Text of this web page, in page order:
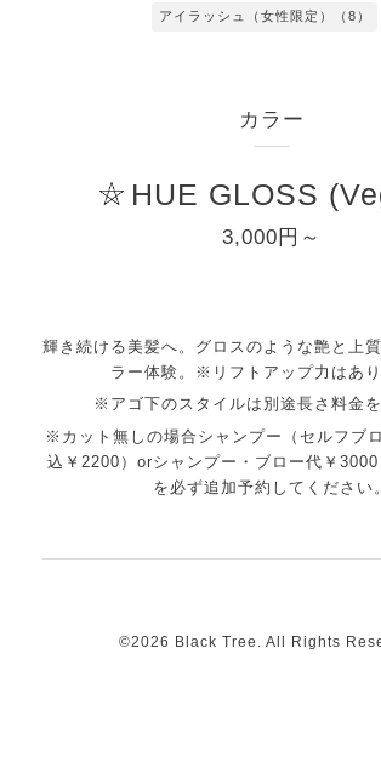
アイラッシュ（女性限定）（8）
カラー
HUE GLOSS
3,000円～
輝き続ける美髪へ。グロスのような艶と上
ラー体験。※リフトアップ力はあ
※アゴ下のスタイルは別途長さ料金
※カット無しの場合シャンプー（セルフブ
込￥2200）orシャンプー・ブロー代￥3000
を必ず追加予約してください。
©2026 Black Tree . All Rights